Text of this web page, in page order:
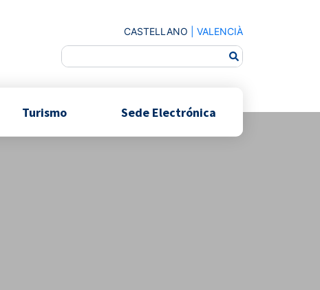
CASTELLANO VALENCIÀ
Turismo Sede Electrónica